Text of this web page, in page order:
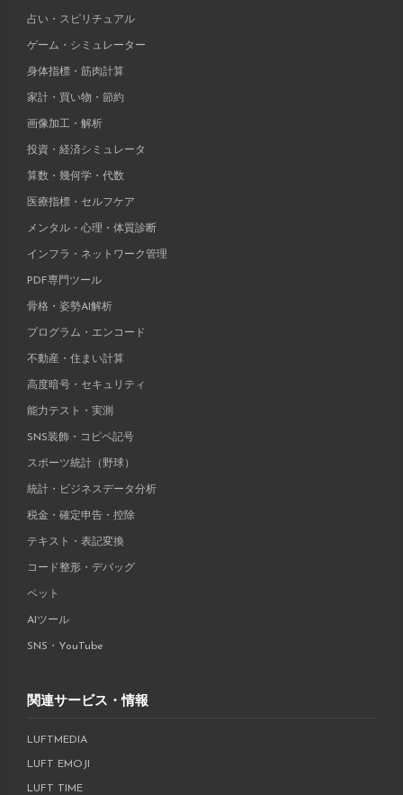
占い・スピリチュアル
ゲーム・シミュレーター
身体指標・筋肉計算
家計・買い物・節約
画像加工・解析
投資・経済シミュレータ
算数・幾何学・代数
医療指標・セルフケア
メンタル・心理・体質診断
インフラ・ネットワーク管理
PDF専門ツール
骨格・姿勢AI解析
プログラム・エンコード
不動産・住まい計算
高度暗号・セキュリティ
能力テスト・実測
SNS装飾・コピペ記号
スポーツ統計（野球）
統計・ビジネスデータ分析
税金・確定申告・控除
テキスト・表記変換
コード整形・デバッグ
ペット
AIツール
SNS・YouTube
関連サービス・情報
LUFTMEDIA
LUFT EMOJI
LUFT TIME